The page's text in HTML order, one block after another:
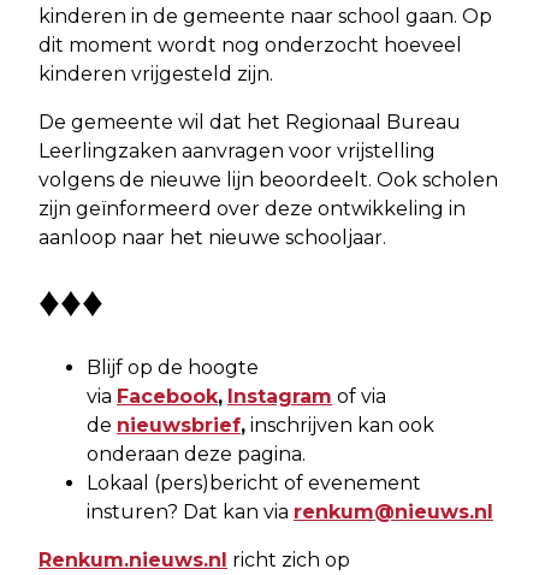
kinderen in de gemeente naar school gaan. Op
dit moment wordt nog onderzocht hoeveel
kinderen vrijgesteld zijn.
De gemeente wil dat het Regionaal Bureau
Leerlingzaken aanvragen voor vrijstelling
volgens de nieuwe lijn beoordeelt. Ook scholen
zijn geïnformeerd over deze ontwikkeling in
aanloop naar het nieuwe schooljaar.
♦♦♦
Blijf op de hoogte
via Facebook, Instagram of via
de nieuwsbrief, inschrijven kan ook
onderaan deze pagina.
Lokaal (pers)bericht of evenement
insturen? Dat kan via renkum@nieuws.nl
Renkum.nieuws.nl richt zich op